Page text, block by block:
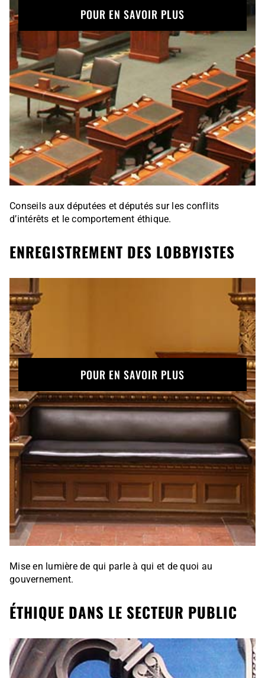
POUR EN SAVOIR PLUS
Conseils aux députées et députés sur les conflits
d’intérêts et le comportement éthique.
ENREGISTREMENT DES LOBBYISTES
POUR EN SAVOIR PLUS
Mise en lumière de qui parle à qui et de quoi au
gouvernement.
ÉTHIQUE DANS LE SECTEUR PUBLIC